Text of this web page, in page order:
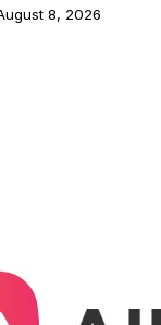
8, 2026